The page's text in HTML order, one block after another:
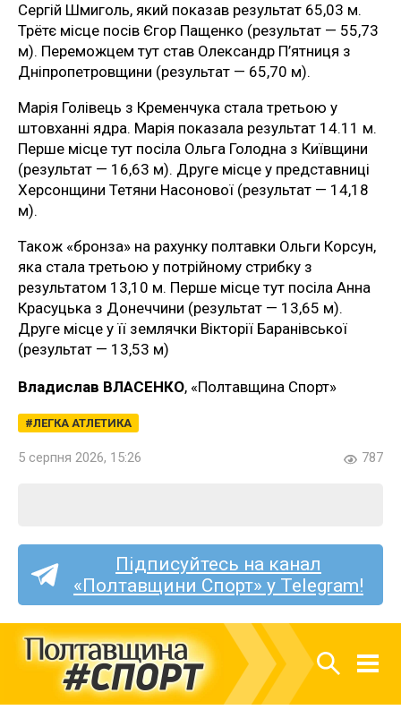
Сергій Шмиголь, який показав результат 65,03 м.
Трётє місце посів Єгор Пащенко (результат — 55,73
м). Переможцем тут став Олександр П’ятниця з
Дніпропетровщини (результат — 65,70 м).
Марія Голівець з Кременчука стала третьою у
штовханні ядра. Марія показала результат 14.11 м.
Перше місце тут посіла Ольга Голодна з Київщини
(результат — 16,63 м). Друге місце у представниці
Херсонщини Тетяни Насонової (результат — 14,18
м).
Також «бронза» на рахунку полтавки Ольги Корсун,
яка стала третьою у потрійному стрибку з
результатом 13,10 м. Перше місце тут посіла Анна
Красуцька з Донеччини (результат — 13,65 м).
Друге місце у її землячки Вікторії Баранівської
(результат — 13,53 м)
Владислав ВЛАСЕНКО, «Полтавщина Спорт»
ЛЕГКА АТЛЕТИКА
5 серпня 2026, 15:26 787
Підписуйтесь на канал
«Полтавщини Спорт» у Telegram!